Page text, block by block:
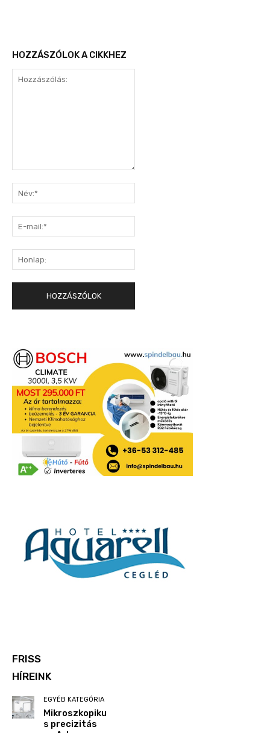
HOZZÁSZÓLOK A CIKKHEZ
mail:*
FRISS
HÍREINK
EGYÉB KATEGÓRIA
Mikroszkopiku
s precizitás